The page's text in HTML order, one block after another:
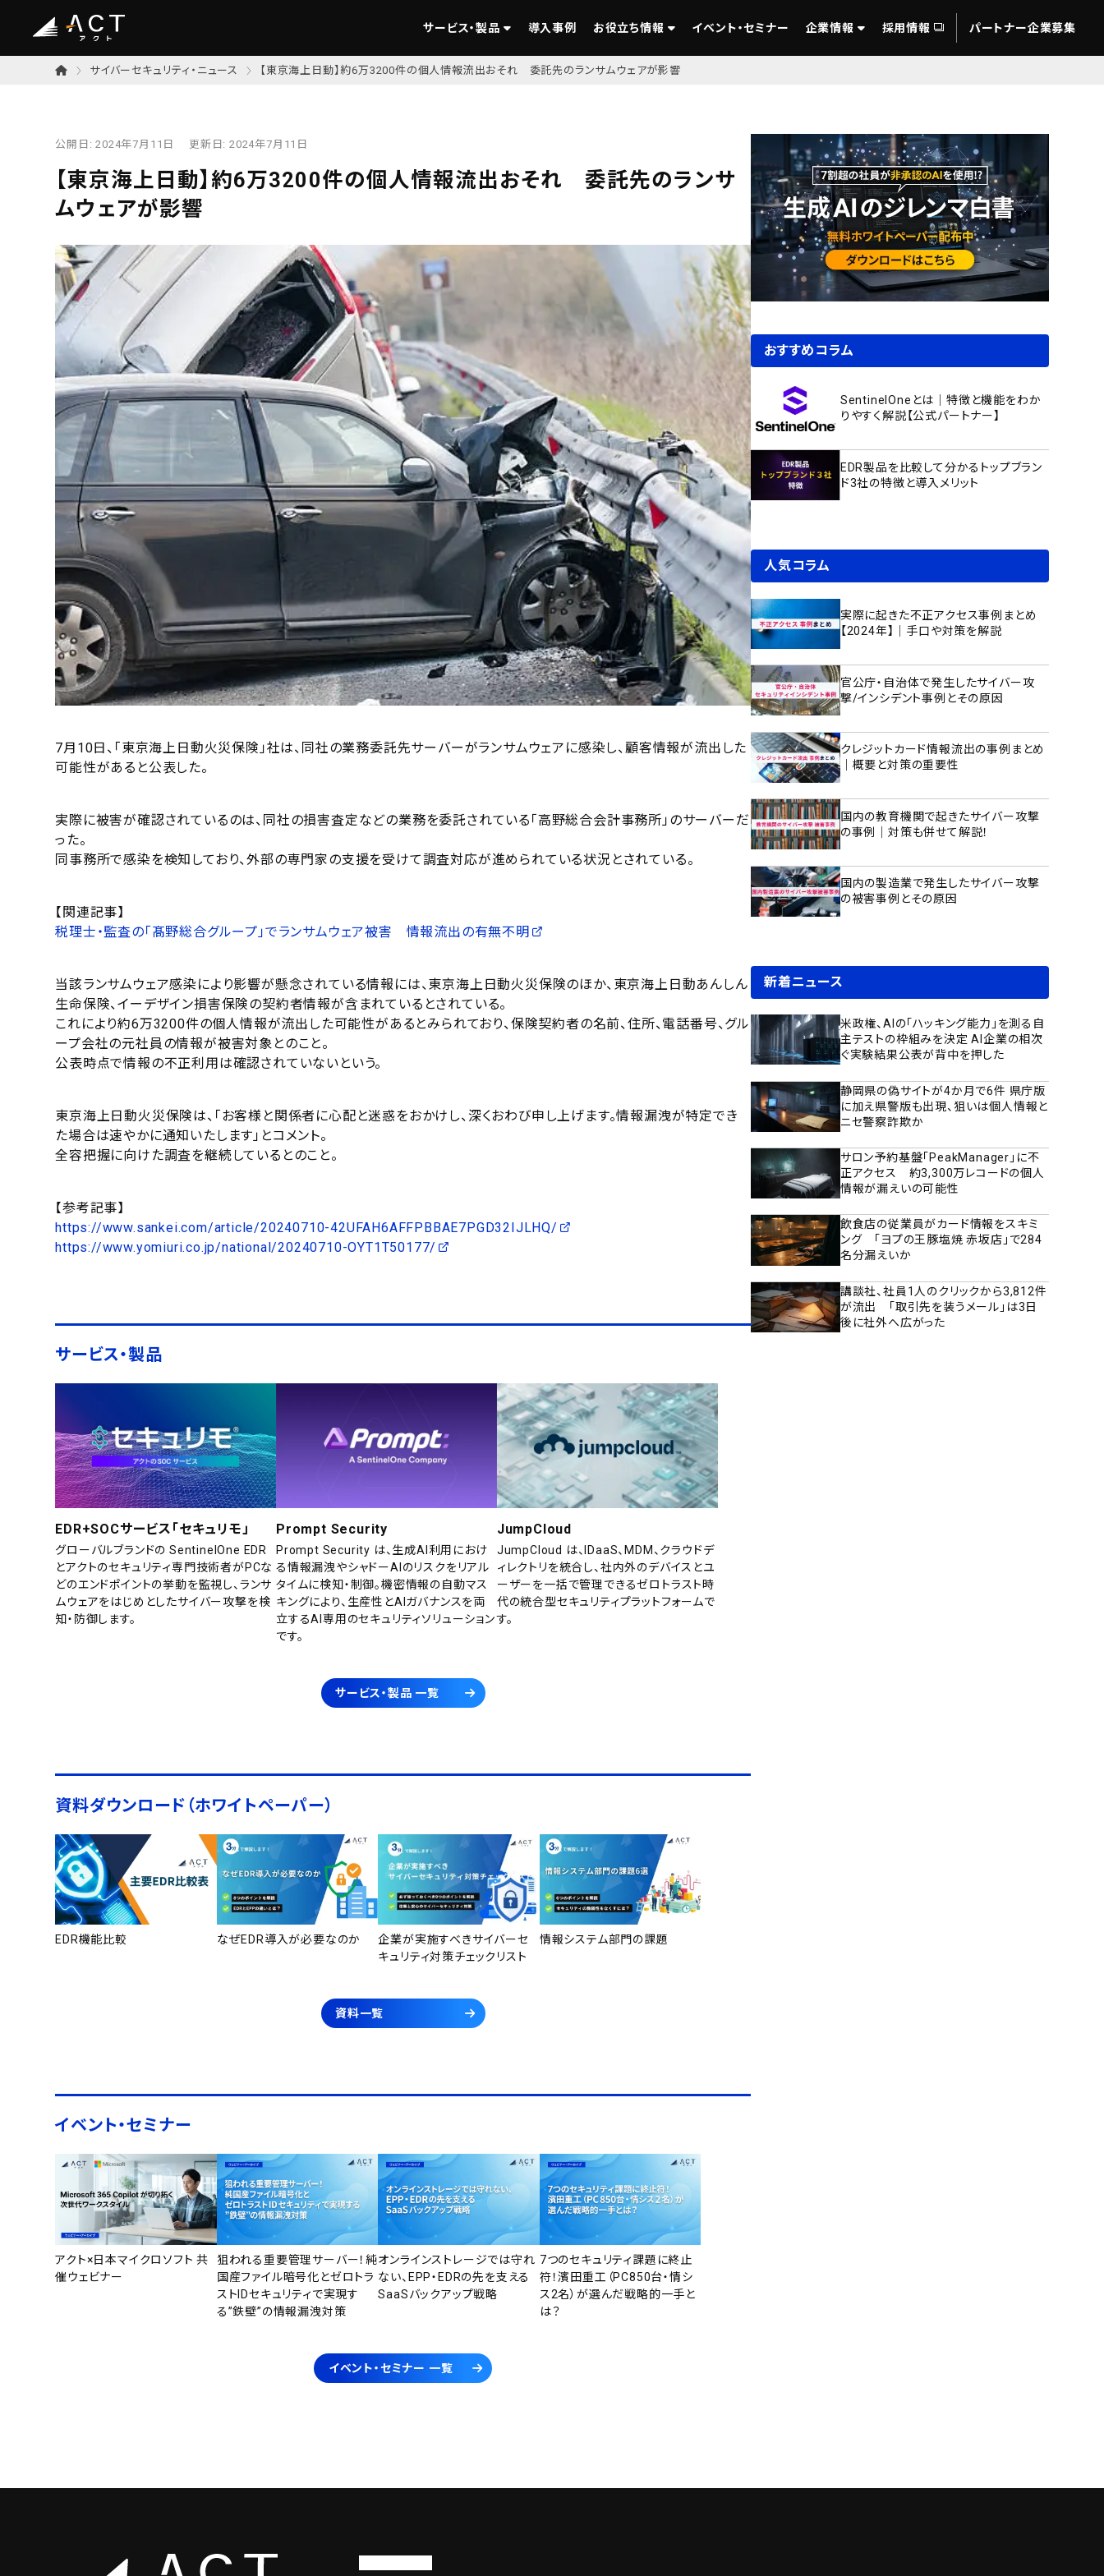
サービス・製品 導入事例 お役立ち情報 イベント・セミナー 企業情報 採用情報 パートナー企業募集
サイバーセキュリティ・ニュース 【東京海上日動】約6万3200件の個人情報流出おそれ 委託先のランサムウェアが影響
公開日:2024年7月11日 更新日: 2024年7月11日
【東京海上日動】約6万3200件の個人情報流出おそれ 委託先のランサ
ムウェアが影響
7月10日、「東京海上日動火災保険」社は、同社の業務委託先サーバーがランサムウェアに感染し、顧客情報が流出した
可能性があると公表した。
実際に被害が確認されているのは、同社の損害査定などの業務を委託されている「高野総合会計事務所」のサーバーだ
った。
同事務所で感染を検知しており、外部の専門家の支援を受けて調査対応が進められている状況とされている。
【関連記事】
税理士・監査の「髙野総合グループ」でランサムウェア被害 情報流出の有無不明
当該ランサムウェア感染により影響が懸念されている情報には、東京海上日動火災保険のほか、東京海上日動あんしん
生命保険、イーデザイン損害保険の契約者情報が含まれているとされている。
これにより約6万3200件の個人情報が流出した可能性があるとみられており、保険契約者の名前、住所、電話番号、グル
ープ会社の元社員の情報が被害対象とのこと。
公表時点で情報の不正利用は確認されていないという。
東京海上日動火災保険は、「お客様と関係者に心配と迷惑をおかけし、深くおわび申し上げます。情報漏洩が特定でき
た場合は速やかに通知いたします」とコメント。
全容把握に向けた調査を継続しているとのこと。
【参考記事】
https://www.sankei.com/article/20240710-42UFAH6AFFPBBAE7PGD32IJLHQ/
https://www.yomiuri.co.jp/national/20240710-OYT1T50177/
サービス・製品
EDR+SOCサービス「セキュリモ」
グローバルブランドの SentinelOne EDR
とアクトのセキュリティ専門技術者がPCな
どのエンドポイントの挙動を監視し、ランサ
ムウェアをはじめとしたサイバー攻撃を検
知・防御します。
Prompt Security
Prompt Security は、生成AI利用におけ
る情報漏洩やシャドーAIのリスクをリアル
タイムに検知・制御。機密情報の自動マス
キングにより、生産性とAIガバナンスを両
立するAI専用のセキュリティソリューション
です。
JumpCloud
JumpCloud は、IDaaS、MDM、クラウドデ
ィレクトリを統合し、社内外のデバイスとユ
ーザーを一括で管理できるゼロトラスト時
代の統合型セキュリティプラットフォームで
す。
サービス・製品 一覧
資料ダウンロード（ホワイトペーパー）
EDR機能比較 なぜEDR導入が必要なのか
企業が実施すべきサイバーセ
キュリティ対策チェックリスト
情報システム部門の課題
資料一覧
イベント・セミナー
アクト×日本マイクロソフト 共
催ウェビナー
狙われる重要管理サーバー！純
国産ファイル暗号化とゼロトラ
ストIDセキュリティで実現す
る”鉄壁”の情報漏洩対策
オンラインストレージでは守れ
ない、EPP・EDRの先を支える
SaaSバックアップ戦略
7つのセキュリティ課題に終止
符！濱田重工（PC850台・情シ
ス2名）が選んだ戦略的一手と
は？
イベント・セミナー 一覧
おすすめコラム
SentinelOneとは｜特徴と機能をわか
りやすく解説【公式パートナー】
EDR製品を比較して分かるトップブラン
ド3社の特徴と導入メリット
人気コラム
実際に起きた不正アクセス事例まとめ
【2024年】｜手口や対策を解説
官公庁・自治体で発生したサイバー攻
撃/インシデント事例とその原因
クレジットカード情報流出の事例まとめ
｜概要と対策の重要性
国内の教育機関で起きたサイバー攻撃
の事例｜対策も併せて解説！
国内の製造業で発生したサイバー攻撃
の被害事例とその原因
新着ニュース
米政権、AIの「ハッキング能力」を測る自
主テストの枠組みを決定 AI企業の相次
ぐ実験結果公表が背中を押した
静岡県の偽サイトが4か月で6件 県庁版
に加え県警版も出現、狙いは個人情報と
ニセ警察詐欺か
サロン予約基盤「PeakManager」に不
正アクセス 約3,300万レコードの個人
情報が漏えいの可能性
飲食店の従業員がカード情報をスキミ
ング 「ヨプの王豚塩焼 赤坂店」で284
名分漏えいか
講談社、社員1人のクリックから3,812件
が流出 「取引先を装うメール」は3日
後に社外へ広がった